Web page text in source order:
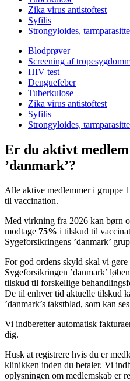
Zika virus antistoftest
Syfilis
Strongyloides,
Blodprøver
Screening af
HIV test
Denguefeber
Tuberkulose
Zika virus antistoftest
Syfilis
Strongyloides,
Er du aktivt
’danmark’?
Alle aktive medlemmer i gruppe
til vaccination.
Med virkning fra 2026 kan børn
modtage 75% i tilskud til
Sygeforsikringens ’danmark’
For god ordens skyld skal vi
Sygeforsikringen ’danmark’
tilskud til forskellige
De til enhver tid aktuelle tilskud
’danmark’s takstblad, som kan ses
Vi indberetter automatisk
dig.
Husk at registrere hvis du er
klinikken inden du betaler. Vi
oplysningen om medlemskab er